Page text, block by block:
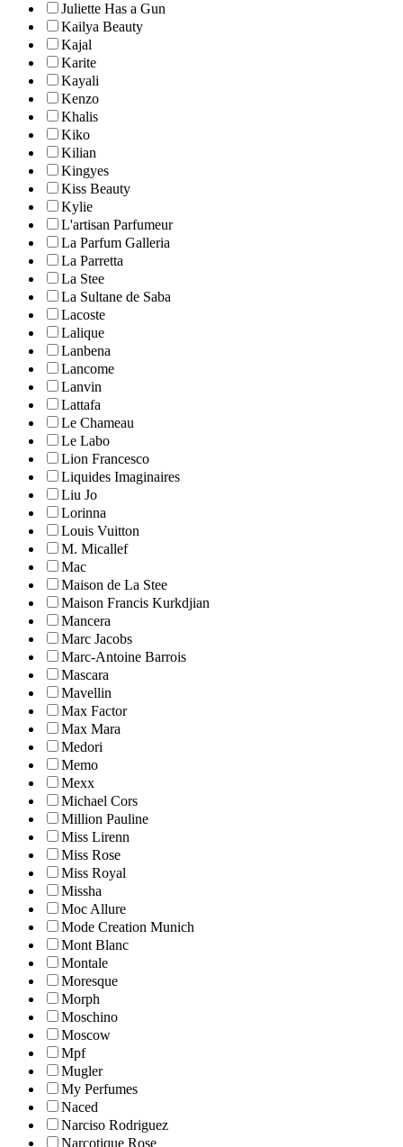
Juliette Has a Gun
Kailya Beauty
Kajal
Karite
Kayali
Kenzo
Khalis
Kiko
Kilian
Kingyes
Kiss Beauty
Kylie
L'artisan Parfumeur
La Parfum Galleria
La Parretta
La Stee
La Sultane de Saba
Lacoste
Lalique
Lanbena
Lancome
Lanvin
Lattafa
Le Chameau
Le Labo
Lion Francesco
Liquides Imaginaires
Liu Jo
Lorinna
Louis Vuitton
M. Micallef
Mac
Maison de La Stee
Maison Francis Kurkdjian
Mancera
Marc Jacobs
Marc-Antoine Barrois
Mascara
Mavellin
Max Factor
Max Mara
Medori
Memo
Mexx
Michael Cors
Million Pauline
Miss Lirenn
Miss Rose
Miss Royal
Missha
Moc Allure
Mode Creation Munich
Mont Blanc
Montale
Moresque
Morph
Moschino
Moscow
Mpf
Mugler
My Perfumes
Naced
Narciso Rodriguez
Narcotique Rose